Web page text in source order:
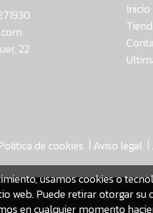
22
Inicio
Politica de cookies | Aviso legal |
usamos cookies o
web. Puede retirar otorgar
en cualquier momento